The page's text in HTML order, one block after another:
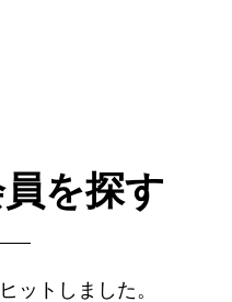
を探す
ヒットしました。